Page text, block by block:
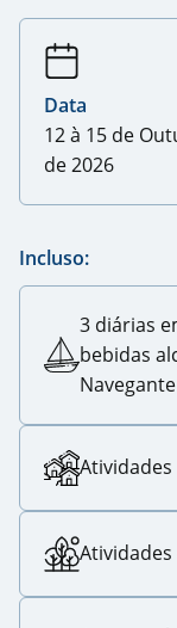
Data
12 à 15 de
de 2026
Incluso:
3 diárias
bebidas